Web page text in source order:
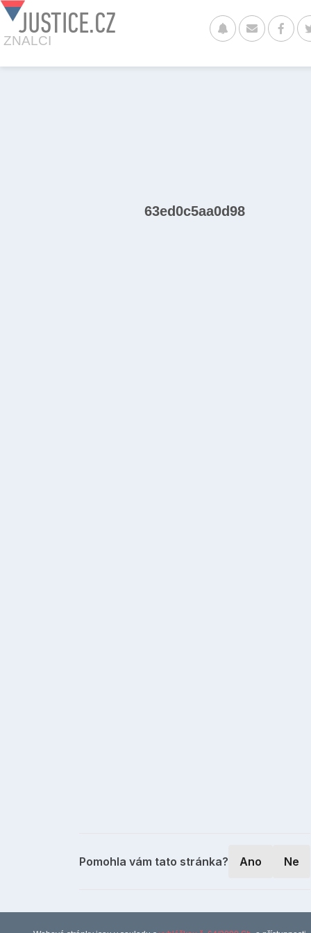
JUSTICE.CZ
ZNALCI
63ed0c5aa0d98
Pomohla vám tato stránka? Ano Ne